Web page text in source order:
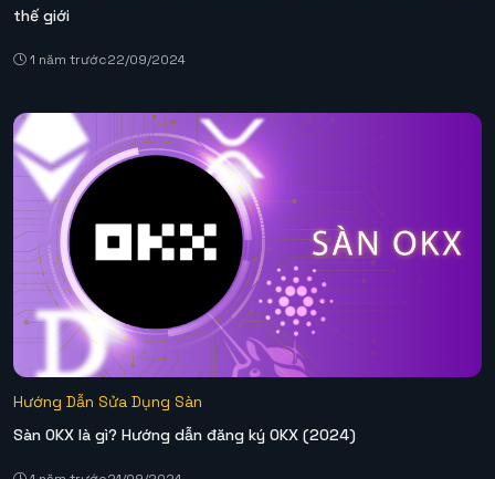
thế giới
1 năm trước22/09/2024
Hướng Dẫn Sửa Dụng Sàn
Sàn OKX là gì? Hướng dẫn đăng ký OKX (2024)